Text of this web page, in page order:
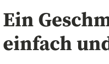
Ein
einfach